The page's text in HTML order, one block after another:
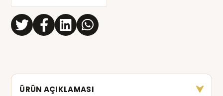
ÜRÜN AÇIKLAMASI